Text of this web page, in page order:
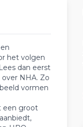
het volgen
dan eerst
NHA. Zo
vormen
een groot